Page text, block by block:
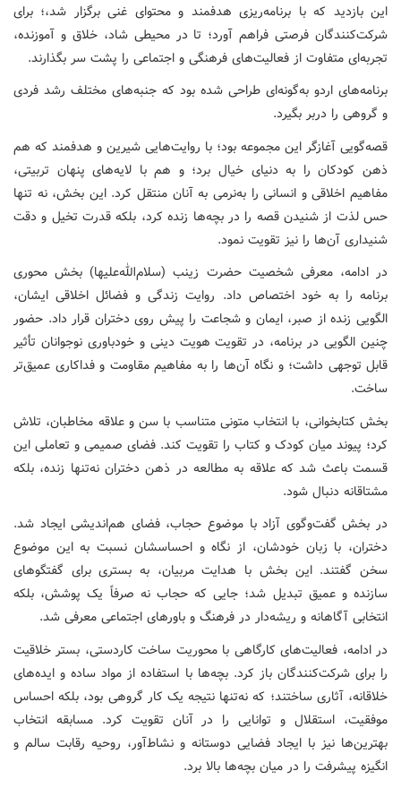
این بازدید که با برنامه‌ریزی هدفمند و محتوای غنی برگزار شد،؛ برای
شرکت‌کنندگان فرصتی فراهم آورد؛ تا در محیطی شاد، خلاق و آموزنده،
تجربه‌ای متفاوت از فعالیت‌های فرهنگی و اجتماعی را پشت سر بگذارند.
برنامه‌های اردو به‌گونه‌ای طراحی شده بود که جنبه‌های مختلف رشد فردی
و گروهی را دربر بگیرد.
قصه‌گویی آغازگر این مجموعه بود؛ با روایت‌هایی شیرین و هدفمند که هم
ذهن کودکان را به دنیای خیال برد؛ و هم با لایه‌های پنهان تربیتی،
مفاهیم اخلاقی و انسانی را به‌نرمی به آنان منتقل کرد. این بخش، نه تنها
حس لذت از شنیدن قصه را در بچه‌ها زنده کرد، بلکه قدرت تخیل و دقت
شنیداری آن‌ها را نیز تقویت نمود.
در ادامه، معرفی شخصیت حضرت زینب (سلام‌الله‌علیها) بخش محوری
برنامه را به خود اختصاص داد. روایت زندگی و فضائل اخلاقی ایشان،
الگویی زنده از صبر، ایمان و شجاعت را پیش روی دختران قرار داد. حضور
چنین الگویی در برنامه، در تقویت هویت دینی و خودباوری نوجوانان تأثیر
قابل توجهی داشت؛ و نگاه آن‌ها را به مفاهیم مقاومت و فداکاری عمیق‌تر
ساخت.
بخش کتابخوانی، با انتخاب متونی متناسب با سن و علاقه مخاطبان، تلاش
کرد؛ پیوند میان کودک و کتاب را تقویت کند. فضای صمیمی و تعاملی این
قسمت باعث شد که علاقه به مطالعه در ذهن دختران نه‌تنها زنده، بلکه
مشتاقانه دنبال شود.
در بخش گفت‌وگوی آزاد با موضوع حجاب، فضای هم‌اندیشی ایجاد شد.
دختران، با زبان خودشان، از نگاه و احساسشان نسبت به این موضوع
سخن گفتند. این بخش با هدایت مربیان، به بستری برای گفتگوهای
سازنده و عمیق تبدیل شد؛ جایی که حجاب نه صرفاً یک پوشش، بلکه
انتخابی آگاهانه و ریشه‌دار در فرهنگ و باورهای اجتماعی معرفی شد.
در ادامه، فعالیت‌های کارگاهی با محوریت ساخت کاردستی، بستر خلاقیت
را برای شرکت‌کنندگان باز کرد. بچه‌ها با استفاده از مواد ساده و ایده‌های
خلاقانه، آثاری ساختند؛ که نه‌تنها نتیجه یک کار گروهی بود، بلکه احساس
موفقیت، استقلال و توانایی را در آنان تقویت کرد. مسابقه انتخاب
بهترین‌ها نیز با ایجاد فضایی دوستانه و نشاط‌آور، روحیه رقابت سالم و
انگیزه پیشرفت را در میان بچه‌ها بالا برد.